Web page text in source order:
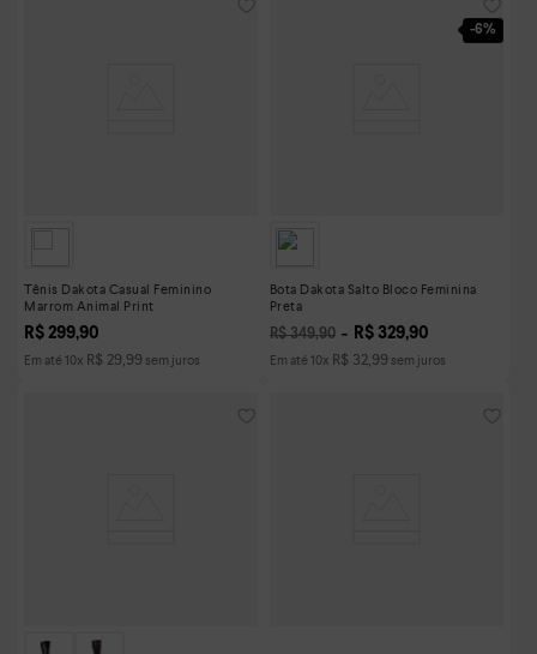
Tênis Dakota Casual Feminino
Marrom Animal Print
R$ 299,90
Em até 10x R$ 29,99 sem juros
-6%
Bota Dakota Salto Bloco Feminina
Preta
R$ 349,90 R$ 329,90
Em até 10x R$ 32,99 sem juros